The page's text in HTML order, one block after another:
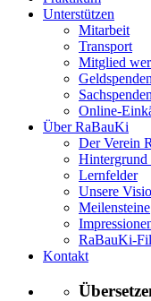
Unterstützen
Mitarbeit
Transport
Mitglied
Geldspenden
Sachspenden
Online-
Über RaBauKi
Der Verein
Hintergrund
Lernfelder
Unsere
Meilensteine
RaBauKi-
Kontakt